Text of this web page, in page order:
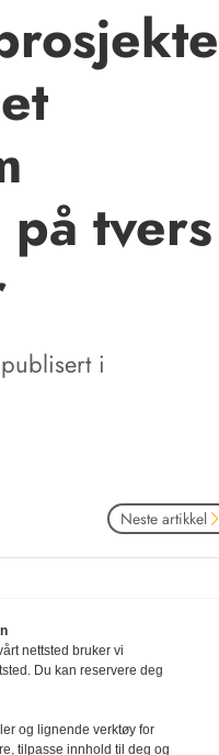
tvers
i
Neste artikkel
Tlf:22 54 74 00
nettsted bruker vi
Du kan reservere deg
og lignende verktøy for
tilpasse innhold til deg og